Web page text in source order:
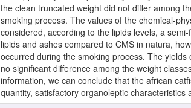
the clean truncated weight did not differ among
smoking process. The values of the chemical-
considered, according to the lipids levels, a
lipids and ashes compared to CMS in natura,
occurred during the smoking process. The
no significant difference among the weight
information, we can conclude that the african
quantity, satisfactory organoleptic characteristics